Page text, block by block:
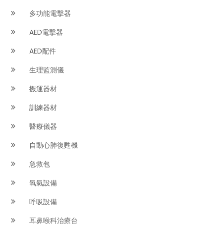
多功能電擊器
AED電擊器
AED配件
生理監測儀
搬運器材
訓練器材
醫療儀器
自動心肺復甦機
急救包
氧氣設備
呼吸設備
耳鼻喉科治療台